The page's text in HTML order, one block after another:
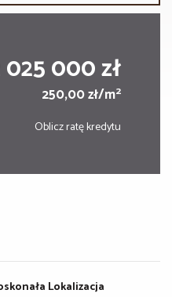
025 000 zł
250,00 zł/m2
Oblicz ratę kredytu
Lokalizacja